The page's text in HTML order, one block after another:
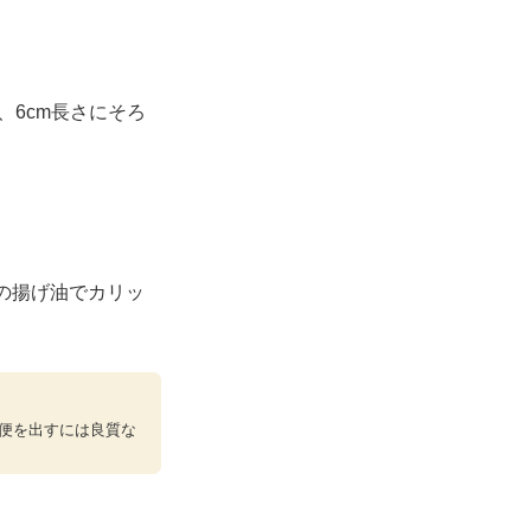
6cm長さにそろ
揚げ油でカリッ
を出すには良質な